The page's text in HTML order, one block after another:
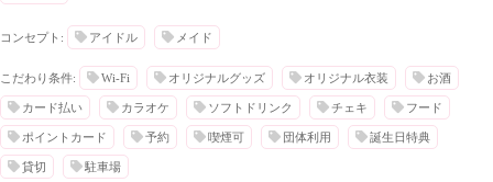
コンセプト: アイドル メイド
こだわり条件: Wi-Fi オリジナルグッズ オリジナル衣装 お酒
カード払い カラオケ ソフトドリンク チェキ フード
ポイントカード 予約 喫煙可 団体利用 誕生日特典
貸切 駐車場